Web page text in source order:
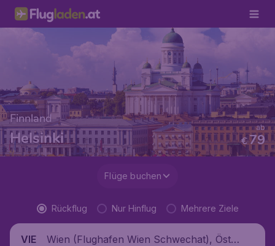
Finnland
Helsinki €79
ab
Flüge buchen
Rückflug Nur Hinflug Mehrere Ziele
VIE
Wien (Flughafen Wien Schwechat), Öste